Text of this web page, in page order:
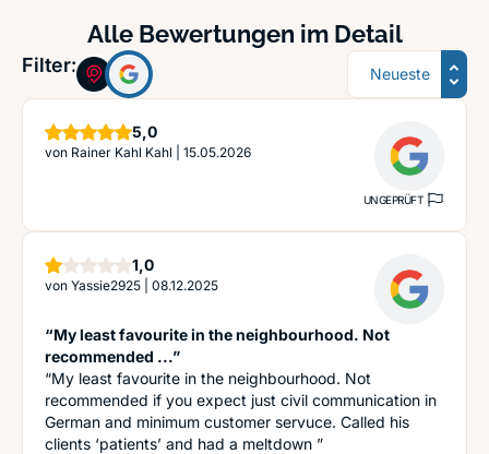
Alle Bewertungen im Detail
Filter: Sortierung
5,0Sterne
von Rainer Kahl Kahl 15.05.2026
UNGEPRÜFT
1,0Stern
von Yassie2925 08.12.2025
“My least favourite in the neighbourhood. Not
recommended ...”
“My least favourite in the neighbourhood. Not
recommended if you expect just civil communication in
German and minimum customer servuce. Called his
clients ‘patients’ and had a meltdown ”